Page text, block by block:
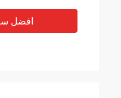
افضل